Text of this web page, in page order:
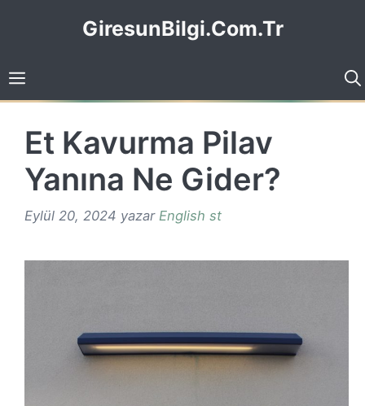
GiresunBilgi.Com.Tr
Et Kavurma Pilav
Yanına Ne Gider?
Eylül 20, 2024 yazar English st